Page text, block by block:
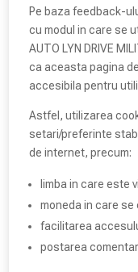
Pe baza feedback-
cu modul in care se
AUTO LYN DRIVE
ca aceasta pagina
accesibila pentru
Astfel, utilizarea
setari/preferinte
de internet, precum:
limba in care este
moneda in care
facilitarea
postarea